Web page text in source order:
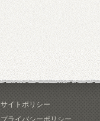
サイトポリシー
プライバシーポリシー